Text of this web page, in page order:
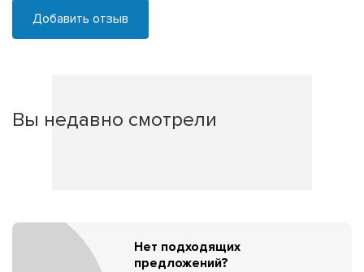
Добавить отзыв
Вы недавно смотрели
Нет подходящих
предложений?